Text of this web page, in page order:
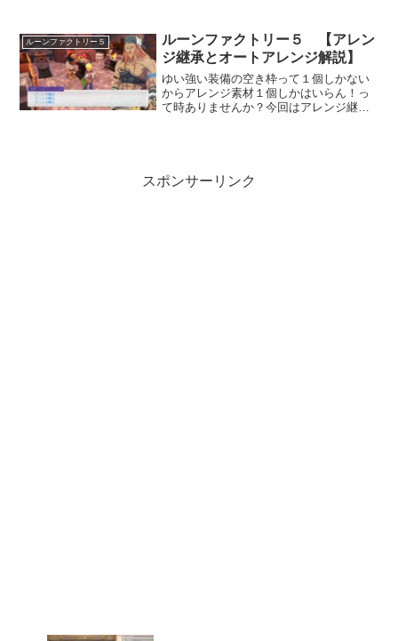
ブ＆ロードで何回でも復活するんで集め
てください。そして各属性...
ルーンファクトリー５
ルーンファクトリー５ 【アレン
ジ継承とオートアレンジ解説】
ゆい強い装備の空き枠って１個しかない
からアレンジ素材１個しかはいらん！っ
て時ありませんか？今回はアレンジ継承
スポンサーリンク